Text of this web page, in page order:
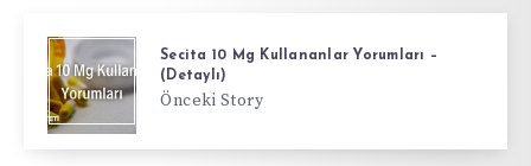
Secita 10 Mg Kullananlar Yorumları –
(Detaylı)
Önceki Story